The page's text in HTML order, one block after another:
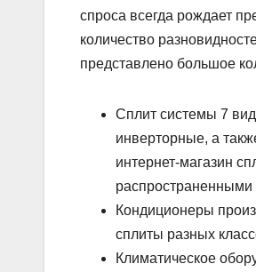
спроса всегда рождает
количество
представлено большое
Сплит системы 7
инверторные, а
интернет-магазин
Кондиционеры
сплиты разных
Климатическое